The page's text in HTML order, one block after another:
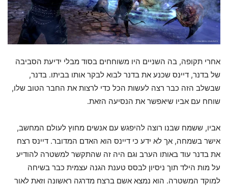
אחרי תקופה, בה השניים היו משוחחים בסוד מבלי ידיעת הסביבה
של בדנר, דיינס שכנע את בדנר לבוא לבקר אותו בביתו. בדנר,
שבשלב הזה כבר רצה לעשות הכל כדי לרצות את החבר הטוב שלו,
שוחח עם אביו שיאפשר את הנסיעה הזאת.
אביו, ששמח שבנו רוצה להיפגש עם אנשים מחוץ לעולם המחשב,
אישר בשמחה, אך לא ידע כי דיינס הוא האדם המדובר. דיינס רצח
את בדנר עוד באותו הערב וגם היה זה שהתקשר למשטרה להודיע
על מות הילד תוך ניסיון לבסס טענת הגנה עצמית כבר בשיחה
למוקד המשטרה. הוא נמצא אשם ברצח מדרגה ראשונה וזאת לאור